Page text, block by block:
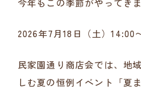
2026年7月18日（土）14:00
民家園通り商店会では、地
しむ夏の恒例イベント「夏